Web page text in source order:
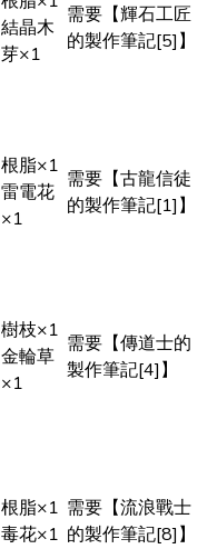
結晶木
芽×1
需要【輝石工匠
的製作筆記[5]】
根脂×1
雷電花
×1
需要【古龍信徒
的製作筆記[1]】
樹枝×1
金輪草
×1
需要【傳道士的
製作筆記[4]】
根脂×1
毒花×1
需要【流浪戰士
的製作筆記[8]】